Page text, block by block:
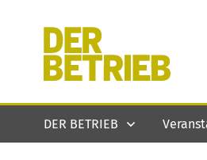
DER BETRIEB